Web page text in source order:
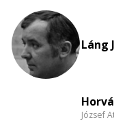
Láng
József